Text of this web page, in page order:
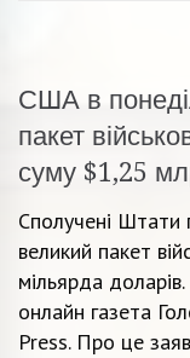
США в
пакет
суму $1,25
Сполучені Штати
великий пакет
мільярда
онлайн газета
Press. Про це